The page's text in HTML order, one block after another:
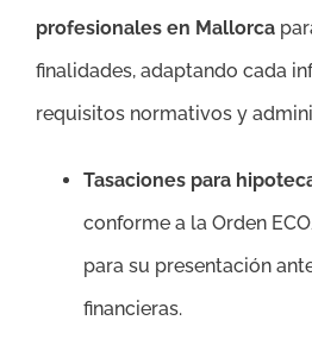
profesionales en Mallorca
finalidades, adaptando cada
requisitos normativos y
Tasaciones para
conforme a la Orden
para su presentación
financieras.